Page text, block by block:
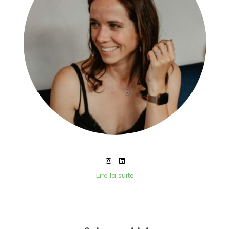
Lire la suite